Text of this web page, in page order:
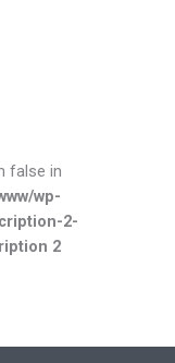
false in
wp-
2-
2